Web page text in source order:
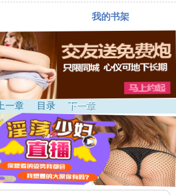
我的书架
上一章 目录 下一章